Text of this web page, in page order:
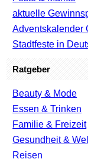
aktuelle
Adventskalender
Stadtfeste in
Ratgeber
Beauty & Mode
Essen & Trinken
Familie & Freizeit
Gesundheit &
Reisen